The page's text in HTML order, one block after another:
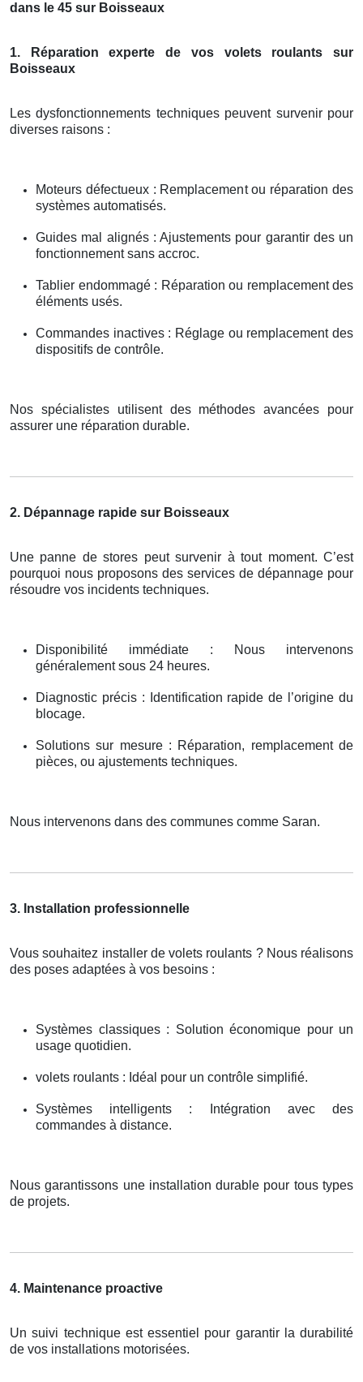
dans le 45 sur Boisseaux
1. Réparation experte de vos volets roulants sur
Boisseaux
Les dysfonctionnements techniques peuvent survenir pour
diverses raisons :
Moteurs défectueux : Remplacement ou réparation des
systèmes automatisés.
Guides mal alignés : Ajustements pour garantir des un
fonctionnement sans accroc.
Tablier endommagé : Réparation ou remplacement des
éléments usés.
Commandes inactives : Réglage ou remplacement des
dispositifs de contrôle.
Nos spécialistes utilisent des méthodes avancées pour
assurer une réparation durable.
2. Dépannage rapide sur Boisseaux
Une panne de stores peut survenir à tout moment. C’est
pourquoi nous proposons des services de dépannage pour
résoudre vos incidents techniques.
Disponibilité immédiate : Nous intervenons
généralement sous 24 heures.
Diagnostic précis : Identification rapide de l’origine du
blocage.
Solutions sur mesure : Réparation, remplacement de
pièces, ou ajustements techniques.
Nous intervenons dans des communes comme Saran.
3. Installation professionnelle
Vous souhaitez installer de volets roulants ? Nous réalisons
des poses adaptées à vos besoins :
Systèmes classiques : Solution économique pour un
usage quotidien.
volets roulants : Idéal pour un contrôle simplifié.
Systèmes intelligents : Intégration avec des
commandes à distance.
Nous garantissons une installation durable pour tous types
de projets.
4. Maintenance proactive
Un suivi technique est essentiel pour garantir la durabilité
de vos installations motorisées.